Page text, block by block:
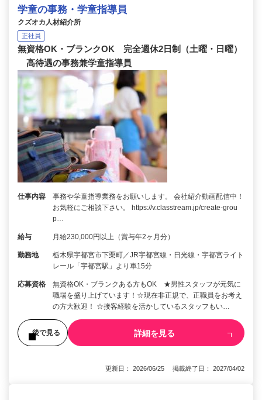
学童の事務・学童指導員
クズオカ人材紹介所
正社員
無資格OK・ブランクOK 完全週休2日制（土曜・日曜）
高待遇の事務兼学童指導員
仕事内容
事務や学童指導業務をお願いします。 会社紹介動画配信中！
お気軽にご相談下さい。 https://v.classtream.jp/create-grou
p…
給与 月給230,000円以上（賞与年2ヶ月分）
勤務地
栃木県宇都宮市下栗町／JR宇都宮線・日光線・宇都宮ライト
レール「宇都宮駅」より車15分
応募資格
無資格OK・ブランクある方もOK ★男性スタッフが元気に
職場を盛り上げています！☆現在非正規で、正職員をお考え
の方大歓迎！ ☆接客経験を活かしているスタッフもい…
後で見る 詳細を見る
更新日： 2026/06/25 掲載終了日： 2027/04/02